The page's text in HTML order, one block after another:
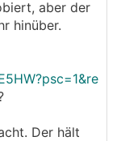
aber der
hinüber.
Der hält